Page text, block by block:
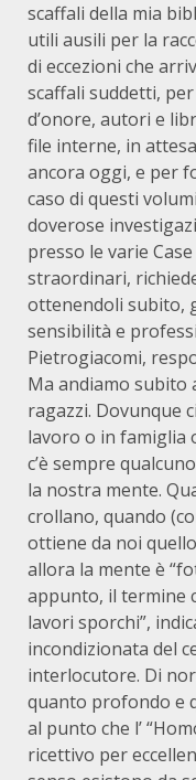
scaffali della mia
utili ausili per la
di eccezioni che
scaffali suddetti,
d’onore, autori e
file interne, in
ancora oggi, e per
caso di questi
doverose
presso le varie
straordinari,
ottenendoli subito,
sensibilità e
Pietrogiacomi,
Ma andiamo subito
ragazzi. Dovunque
lavoro o in famiglia
c’è sempre
la nostra mente.
crollano, quando
ottiene da noi
allora la mente è
appunto, il termine
lavori sporchi”,
incondizionata del
interlocutore. Di
quanto profondo e
al punto che l’
ricettivo per